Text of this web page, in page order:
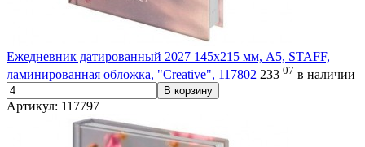
Ежедневник датированный 2027 145х215 мм, А5, STAFF,
ламинированная обложка, "Creative", 117802 233 07 в наличии
В корзину
Артикул: 117797